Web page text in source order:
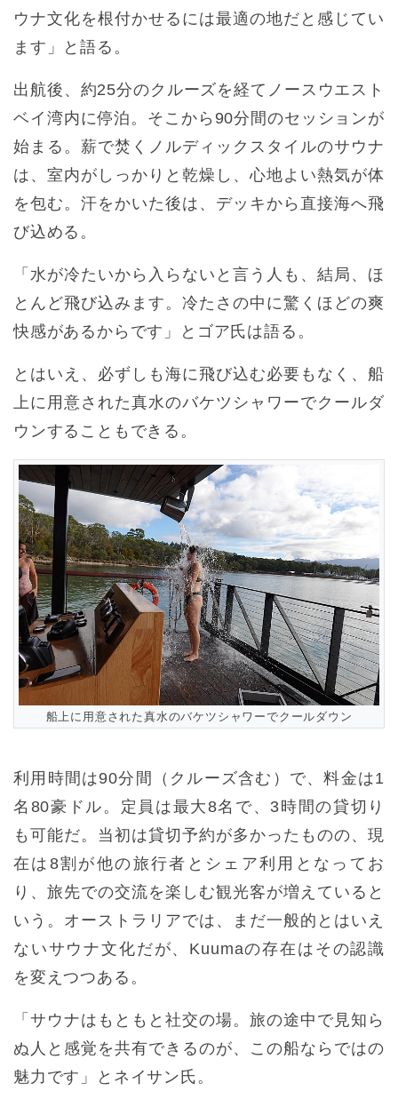
ウナ文化を根付かせるには最適の地だと感じてい
ます」と語る。
出航後、約25分のクルーズを経てノースウエスト
ベイ湾内に停泊。そこから90分間のセッションが
始まる。薪で焚くノルディックスタイルのサウナ
は、室内がしっかりと乾燥し、心地よい熱気が体
を包む。汗をかいた後は、デッキから直接海へ飛
び込める。
「水が冷たいから入らないと言う人も、結局、ほ
とんど飛び込みます。冷たさの中に驚くほどの爽
快感があるからです」とゴア氏は語る。
とはいえ、必ずしも海に飛び込む必要もなく、船
上に用意された真水のバケツシャワーでクールダ
ウンすることもできる。
船上に用意された真水のバケツシャワーでクールダウン
利用時間は90分間（クルーズ含む）で、料金は1
名80豪ドル。定員は最大8名で、3時間の貸切り
も可能だ。当初は貸切予約が多かったものの、現
在は8割が他の旅行者とシェア利用となってお
り、旅先での交流を楽しむ観光客が増えていると
いう。オーストラリアでは、まだ一般的とはいえ
ないサウナ文化だが、Kuumaの存在はその認識
を変えつつある。
「サウナはもともと社交の場。旅の途中で見知ら
ぬ人と感覚を共有できるのが、この船ならではの
魅力です」とネイサン氏。